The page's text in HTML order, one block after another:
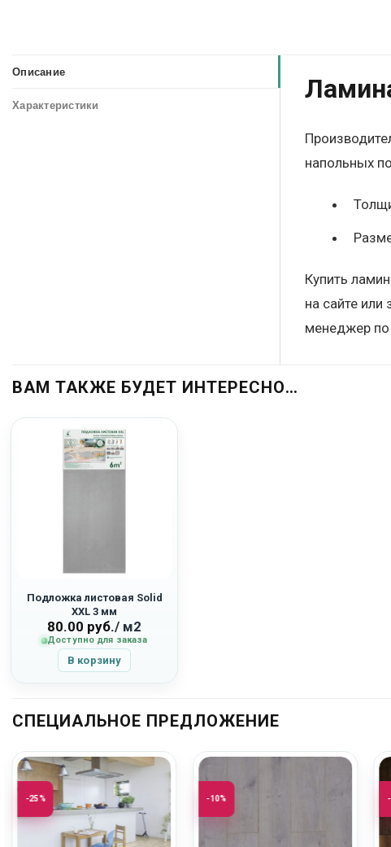
Описание
Характеристики
напольных
Купить
на сайте
менеджер по
ВАМ ТАКЖЕ БУДЕТ ИНТЕРЕСНО…
Подложка листовая Solid
XXL 3 мм
80.00 руб./ м2
Доступно для заказа
В корзину
СПЕЦИАЛЬНОЕ ПРЕДЛОЖЕНИЕ
-25% -10%